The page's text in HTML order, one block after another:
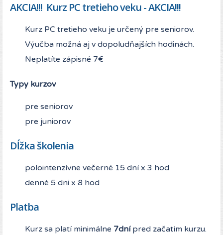
AKCIA!!! Kurz PC tretieho veku - AKCIA!!!
Kurz PC tretieho veku je určený pre seniorov.
Výučba možná aj v dopoludňajších hodinách.
Neplatíte zápisné 7€
Typy kurzov
pre seniorov
pre juniorov
Dĺžka školenia
polointenzívne večerné 15 dní x 3 hod
denné 5 dni x 8 hod
Platba
Kurz sa platí minimálne 7dnípred začatím kurzu.